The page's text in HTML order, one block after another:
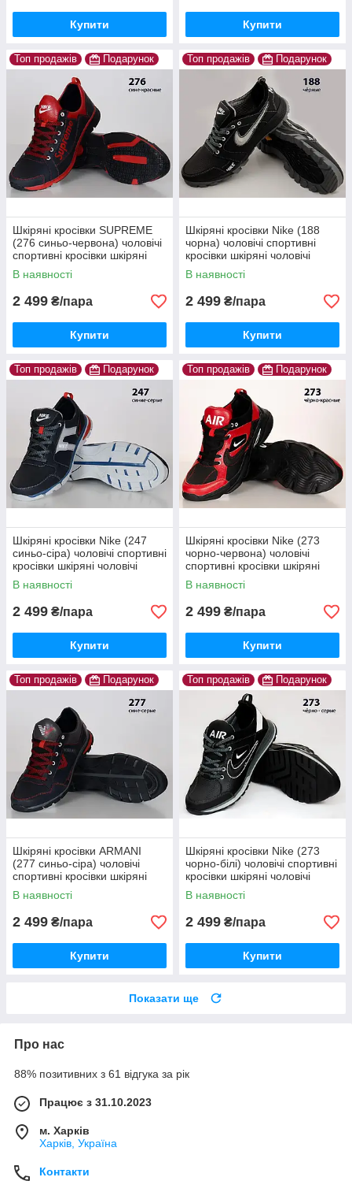
Купити Купити
Топ продажів Подарунок
Шкіряні кросівки SUPREME
(276 синьо-червона) чоловічі
спортивні кросівки шкіряні
чоловічі
В наявності
2 499 ₴/пара
Купити
Топ продажів Подарунок
Шкіряні кросівки Nike (188
чорна) чоловічі спортивні
кросівки шкіряні чоловічі
В наявності
2 499 ₴/пара
Купити
Топ продажів Подарунок
Шкіряні кросівки Nike (247
синьо-сіра) чоловічі спортивні
кросівки шкіряні чоловічі
В наявності
2 499 ₴/пара
Купити
Топ продажів Подарунок
Шкіряні кросівки Nike (273
чорно-червона) чоловічі
спортивні кросівки шкіряні
чоловічі
В наявності
2 499 ₴/пара
Купити
Топ продажів Подарунок
Шкіряні кросівки ARMANI
(277 синьо-сіра) чоловічі
спортивні кросівки шкіряні
чоловічі
В наявності
2 499 ₴/пара
Купити
Топ продажів Подарунок
Шкіряні кросівки Nike (273
чорно-білі) чоловічі спортивні
кросівки шкіряні чоловічі
В наявності
2 499 ₴/пара
Купити
Показати ще
Про нас
88% позитивних з 61 відгука за рік
Працює з 31.10.2023
м. Харків
Харків, Україна
Контакти